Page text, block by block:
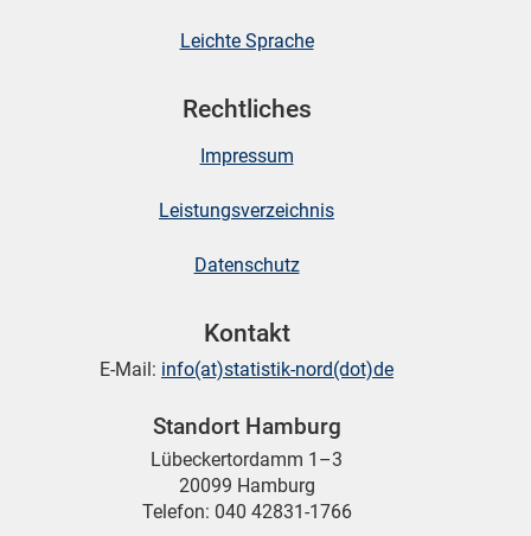
Leichte Sprache
Rechtliches
Impressum
Leistungsverzeichnis
Datenschutz
Kontakt
E-Mail: info(at)statistik-nord(dot)de
Standort Hamburg
Lübeckertordamm 1–3
20099 Hamburg
Telefon: 040 42831-1766